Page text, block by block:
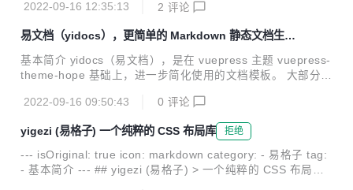
址 开源仓库地址 易编程开源仓库（gitee） https://gitee.co
m/yicode-team 项目截图一览 概述说明 yitool-cli 是一个用于
增强开发体验和效率的工具库集合，旨在给开发者，带来方
便。 使用声明 本项目使用 Apache 2....
2022-09-16 12:35:13 2 评论
易文档（yidocs），更简单的 Markdown 静态文档生成
模板
基本简介 yidocs（易文档），是在 vuepress 主题 vuepress-
theme-hope 基础上，进一步简化使用的文档模板。 大部分配
填写必要的名称、描述、作者等即可。 展示效果如下： 开源
地址 https://gitee.com/yicode-team/yidocs 文档地址 http
s://yicode.tech 为什么创建易文档（yidocs） vuepress-the
me-hope 和 vuepress 仍然有大量配置，希望更简便一点 左
侧菜单和顶部导航，需要手动配置，易文档只需要编写文档，
其他的自动处理 相关...
2022-09-16 09:50:43 0 评论
yigezi (易格子) 一个纯粹的 CSS 布局库 拒绝
--- isOriginal: true icon: markdown category: - 易格子 tag:
- 基本简介 --- ## yigezi (易格子) > 一个纯粹的 CSS 布局库